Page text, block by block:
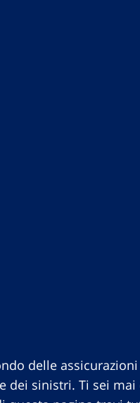
delle
dei sinistri. Ti sei mai